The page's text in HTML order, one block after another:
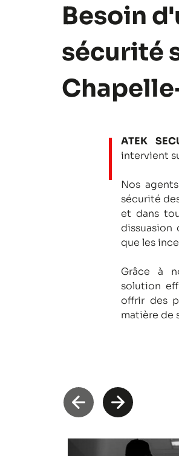
Besoin
sécurité
ATEK
intervient
Nos
sécurité
et dans
dissuasion
que les
Grâce à
solution
offrir des
matière de